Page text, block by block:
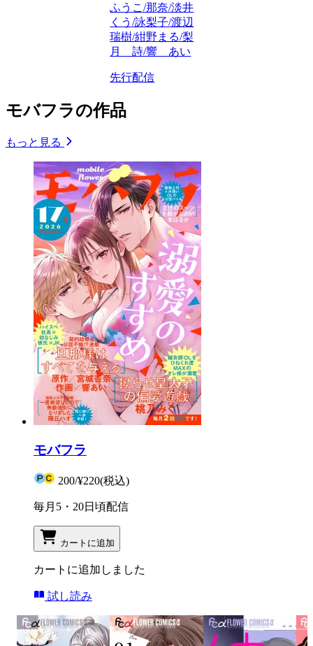
ふうこ/那奈/淡井
くう/詠梨子/渡辺
瑞樹/紺野まる/梨
月 詩/響 あい
先行配信
モバフラの作品
もっと見る
モバフラ
200/¥220(税込)
毎月5・20日頃配信
カートに追加
カートに追加しました
試し読み